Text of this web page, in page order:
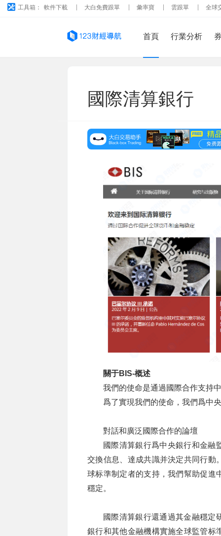
工具箱： 軟件下載 大白免費跟單 彙率寶 雲跟單 全球
首頁 行業分析
國際清算銀行
關于BIS-概述
我們的使命是通過國際合作支持
爲了實現我們的使命，我們爲中
對話和廣泛國際合作的論壇
國際清算銀行爲中央銀行和金融
交換信息、達成共識并決定共同行動
球标準制定者的支持，我們幫助促進
穩定。
國際清算銀行還通過其金融穩定
銀行和其他金融機構實施全球監管标